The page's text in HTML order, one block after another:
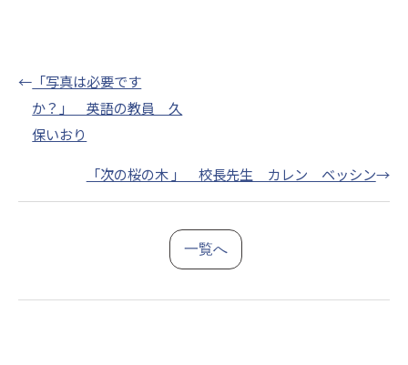
← 「写真は必要です
か？」 英語の教員 久
保いおり
「次の桜の木 」 校長先生 カレン ベッシン→
一覧へ